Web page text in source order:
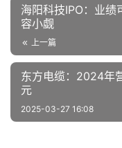
海阳科技IPO：业绩
容小觑
上一篇
东方电缆：2024年
元
2025-03-27 16:08